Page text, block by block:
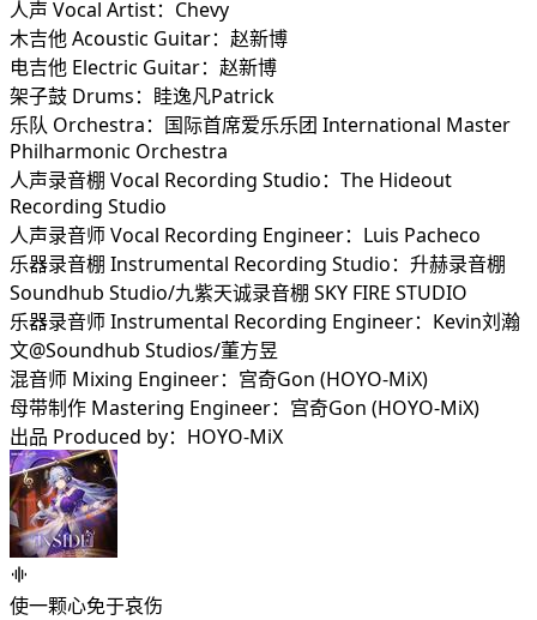
人声 Vocal Artist：Chevy
木吉他 Acoustic Guitar：赵新博
电吉他 Electric Guitar：赵新博
架子鼓 Drums：眭逸凡Patrick
乐队 Orchestra：国际首席爱乐乐团 International Master
Philharmonic Orchestra
人声录音棚 Vocal Recording Studio：The Hideout
Recording Studio
人声录音师 Vocal Recording Engineer：Luis Pacheco
乐器录音棚 Instrumental Recording Studio：升赫录音棚
Soundhub Studio/九紫天诚录音棚 SKY FIRE STUDIO
乐器录音师 Instrumental Recording Engineer：Kevin刘瀚
文@Soundhub Studios/董方昱
混音师 Mixing Engineer：宫奇Gon (HOYO-MiX)
母带制作 Mastering Engineer：宫奇Gon (HOYO-MiX)
出品 Produced by：HOYO-MiX
使一颗心免于哀伤